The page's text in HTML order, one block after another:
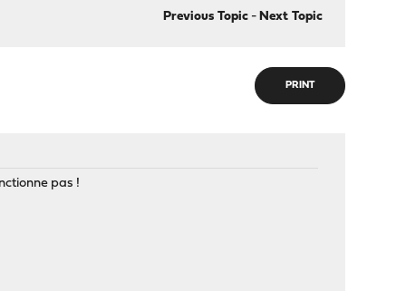
Previous Topic- Next Topic
PRINT
pas !